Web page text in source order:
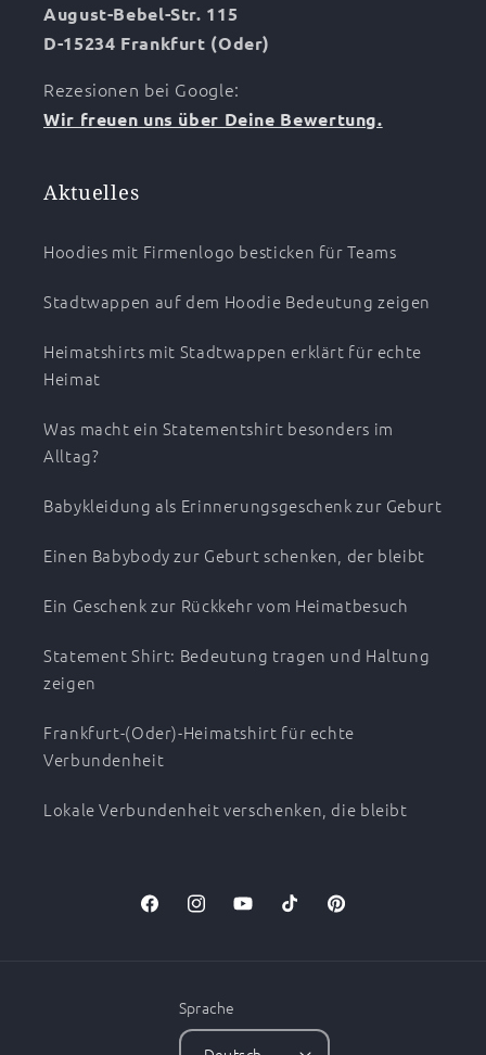
August-Bebel-Str. 115
D-15234 Frankfurt (Oder)
Rezesionen bei Google:
Wir freuen uns über Deine Bewertung.
Aktuelles
Hoodies mit Firmenlogo besticken für Teams
Stadtwappen auf dem Hoodie Bedeutung zeigen
Heimatshirts mit Stadtwappen erklärt für echte
Heimat
Was macht ein Statementshirt besonders im
Alltag?
Babykleidung als Erinnerungsgeschenk zur Geburt
Einen Babybody zur Geburt schenken, der bleibt
Ein Geschenk zur Rückkehr vom Heimatbesuch
Statement Shirt: Bedeutung tragen und Haltung
zeigen
Frankfurt-(Oder)-Heimatshirt für echte
Verbundenheit
Lokale Verbundenheit verschenken, die bleibt
FacebookInstagramYouTubeTikTok Pinterest
Sprache